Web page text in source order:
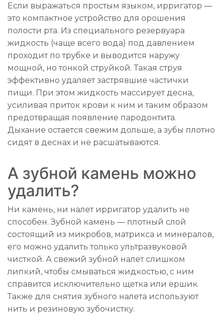
Если выражаться простым языком, ирригатор —
это компактное устройство для орошения
полости рта. Из специального резервуара
жидкость (чаще всего вода) под давлением
проходит по трубке и выводится наружу
мощной, но тонкой струйкой. Такая струя
эффективно удаляет застрявшие частички
пищи. При этом жидкость массирует десна,
усиливая приток крови к ним и таким образом
предотвращая появление пародонтита.
Дыхание остается свежим дольше, а зубы плотно
сидят в деснах и не расшатываются.
А зубной камень можно
удалить?
Ни камень, ни налет ирригатор удалить не
способен. Зубной камень — плотный слой
состоящий из микробов, матрикса и минералов,
его можно удалить только ультразвуковой
чисткой. А свежий зубной налет слишком
липкий, чтобы смываться жидкостью, с ним
справится исключительно щетка или ершик.
Также для снятия зубного налета используют
нить и резиновую зубочистку.